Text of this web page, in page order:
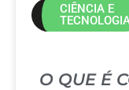
CIÊNCIA E
O QUE É